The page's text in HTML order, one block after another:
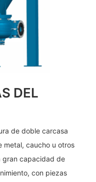
DEL
de doble carcasa
metal, caucho u otros
gran capacidad de
con piezas